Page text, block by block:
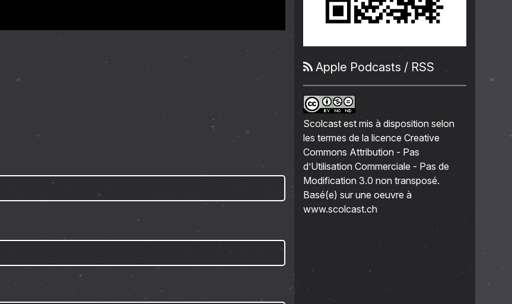
Apple Podcasts / RSS
Scolcast est mis à disposition selon
les termes de la licence Creative
Commons Attribution - Pas
d’Utilisation Commerciale - Pas de
Modification 3.0 non transposé.
Basé(e) sur une oeuvre à
www.scolcast.ch